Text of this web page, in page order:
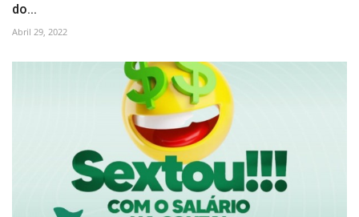
do...
Abril 29, 2022